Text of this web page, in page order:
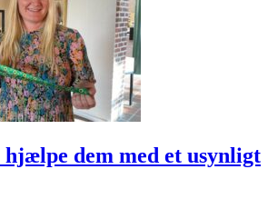
hjælpe dem med et usynligt